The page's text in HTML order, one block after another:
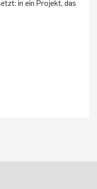
in ein Projekt, das